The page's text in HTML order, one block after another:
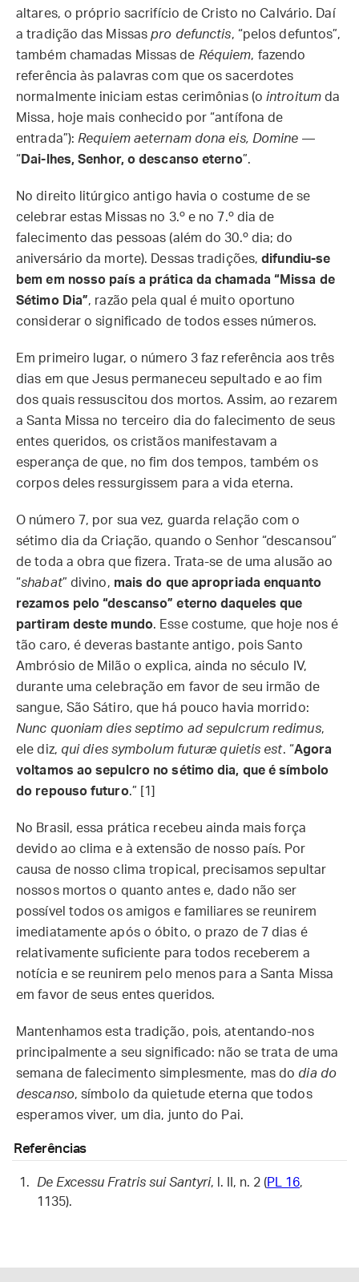
altares, o próprio sacrifício de Cristo no Calvário. Daí
a tradição das Missaspro defunctis, “pelos defuntos”,
também chamadas Missas de Réquiem, fazendo
referência às palavras com que os sacerdotes
normalmente iniciam estas cerimônias (ointroitumda
Missa, hoje mais conhecido por “antífona de
entrada”): Requiem aeternam dona eis, Domine —
“ Dai-lhes, Senhor, o descanso eterno”.
No direito litúrgico antigo havia o costume de se
celebrar estas Missas no 3.º e no 7.º dia de
falecimento das pessoas (além do 30.º dia; do
aniversário da morte). Dessas tradições,difundiu-se
bem em nosso país a prática da chamada “Missa de
Sétimo Dia”, razão pela qual é muito oportuno
considerar o significado de todos esses números.
Em primeiro lugar, o número 3 faz referência aos três
dias em que Jesus permaneceu sepultado e ao fim
dos quais ressuscitou dos mortos. Assim, ao rezarem
a Santa Missa no terceiro dia do falecimento de seus
entes queridos, os cristãos manifestavam a
esperança de que, no fim dos tempos, também os
corpos deles ressurgissem para a vida eterna.
O número 7, por sua vez, guarda relação com o
sétimo dia da Criação, quando o Senhor “descansou”
de toda a obra que fizera. Trata-se de uma alusão ao
“shabat” divino, mais do que apropriada enquanto
rezamos pelo “descanso” eterno daqueles que
partiram deste mundo. Esse costume, que hoje nos é
tão caro, é deveras bastante antigo, pois Santo
Ambrósio de Milão o explica, ainda no século IV,
durante uma celebração em favor de seu irmão de
sangue, São Sátiro, que há pouco havia morrido:
Nunc quoniam dies septimo ad sepulcrum redimus,
ele diz, qui dies symbolum futuræ quietis est. “Agora
voltamos ao sepulcro no sétimo dia, que é símbolo
do repouso futuro.” [1]
No Brasil, essa prática recebeu ainda mais força
devido ao clima e à extensão de nosso país. Por
causa de nosso clima tropical, precisamos sepultar
nossos mortos o quanto antes e, dado não ser
possível todos os amigos e familiares se reunirem
imediatamente após o óbito, o prazo de 7 dias é
relativamente suficiente para todos receberem a
notícia e se reunirem pelo menos para a Santa Missa
em favor de seus entes queridos.
Mantenhamos esta tradição, pois, atentando-nos
principalmente a seu significado: não se trata de uma
semana de falecimento simplesmente, mas do dia do
descanso, símbolo da quietude eterna que todos
esperamos viver, um dia, junto do Pai.
Referências
De Excessu Fratris sui Santyri, l. II, n. 2 (PL 16,
1135).